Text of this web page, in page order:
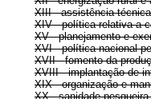
XIII - assistência
XIV - política relativa a
XV - planejamento e
XVI - política nacional
XVII - fomento da
XVIII - implantação de
XIX - organização e
XX - sanidade